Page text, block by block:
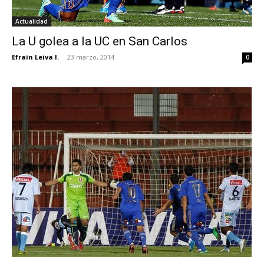
Actualidad
La U golea a la UC en San Carlos
Efraín Leiva I. - 23 marzo, 2014 0